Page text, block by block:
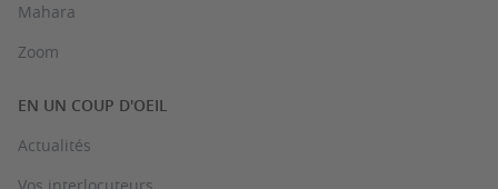
Mahara
Zoom
EN UN COUP D'OEIL
Actualités